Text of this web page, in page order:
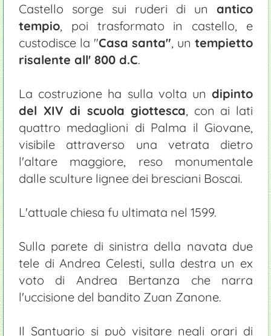
Castello sorge sui ruderi di un antico
tempio, poi trasformato in castello, e
custodisce la "Casa santa", untempietto
risalente all' 800 d.C.
La costruzione ha sulla volta un dipinto
del XIV di scuola giottesca, con ai lati
quattro medaglioni di Palma il Giovane,
visibile attraverso una vetrata dietro
l'altare maggiore, reso monumentale
dalle sculture lignee dei bresciani Boscai.
L'attuale chiesa fu ultimata nel 1599.
Sulla parete di sinistra della navata due
tele di Andrea Celesti, sulla destra un ex
voto di Andrea Bertanza che narra
l'uccisione del bandito Zuan Zanone.
Il Santuario si può visitare negli orari di